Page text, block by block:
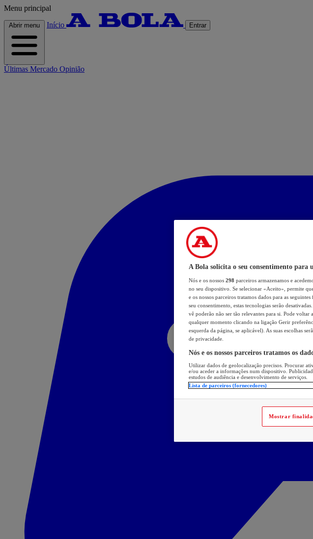
Menu principal
Abrir menu Início Entrar
Últimas Mercado Opinião
A Bola solicita o seu consentimento para
Nós e os nossos 298 parceiros armazenamos e
no seu dispositivo. Se selecionar «Aceito», permite
e os nossos parceiros tratamos dados para as
seu consentimento, estas tecnologias serão
vê poderão não ser tão relevantes para si. Pode voltar
qualquer momento clicando na ligação Gerir
esquerda da página, se aplicável). As suas escolhas
de privacidade.
Nós e os nossos parceiros tratamos os
Utilizar dados de geolocalização precisos. Procurar
e/ou aceder a informações num dispositivo.
estudos de audiência e desenvolvimento de serviços.
Lista de parceiros (fornecedores)
Mostrar